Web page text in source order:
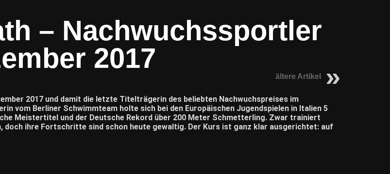
– Nachwuchssportler
2017
ältere Artikel
2017 und damit die letzte Titelträgerin des beliebten Nachwuchspreises im
vom Berliner Schwimmteam holte sich bei den Europäischen Jugendspielen in Italien 5
Meistertitel und der Deutsche Rekord über 200 Meter Schmetterling. Zwar trainiert
doch ihre Fortschritte sind schon heute gewaltig. Der Kurs ist ganz klar ausgerichtet: auf